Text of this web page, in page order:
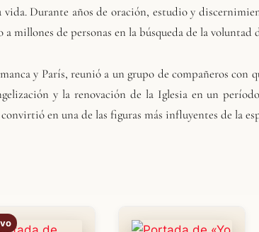
Durante años de oración, estudio y
millones de personas en la búsqueda de la voluntad
y París, reunió a un grupo de compañeros con
y la renovación de la Iglesia en un
convirtió en una de las figuras más influyentes de la